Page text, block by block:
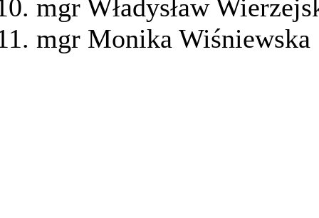
mgr Władysław
mgr Monika Wiśniewska